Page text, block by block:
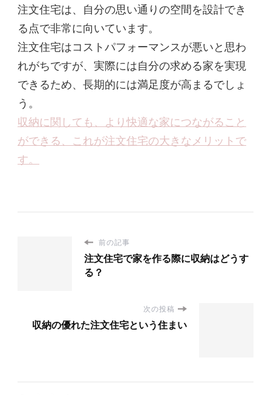
注文住宅は、自分の思い通りの空間を設計でき
る点で非常に向いています。
注文住宅はコストパフォーマンスが悪いと思わ
れがちですが、実際には自分の求める家を実現
できるため、長期的には満足度が高まるでしょ
う。
収納に関しても、より快適な家につながること
ができる、これが注文住宅の大きなメリットで
す。
前の記事
注文住宅で家を作る際に収納はどうす
る？
次の投稿
収納の優れた注文住宅という住まい